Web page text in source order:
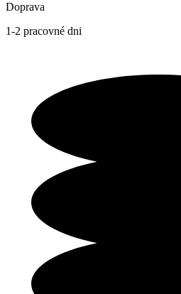
Doprava
1-2 pracovné dni